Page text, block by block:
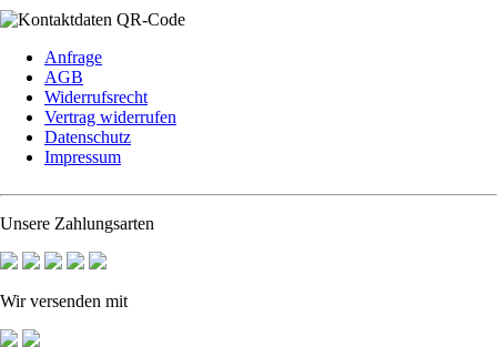
überspringen
Anfrage
AGB
Widerrufsrecht
Vertrag widerrufen
Datenschutz
Impressum
Unsere Zahlungsarten
Wir versenden mit